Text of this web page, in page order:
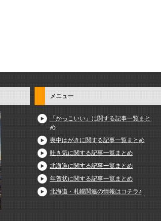
メニュー
「かっこいい」に関する記事一覧まと
め
喪中はがきに関する記事一覧まとめ
吐き気に関する記事一覧まとめ
北海道に関する記事一覧まとめ
年賀状に関する記事一覧まとめ
北海道・札幌関連の情報はコチラ♪